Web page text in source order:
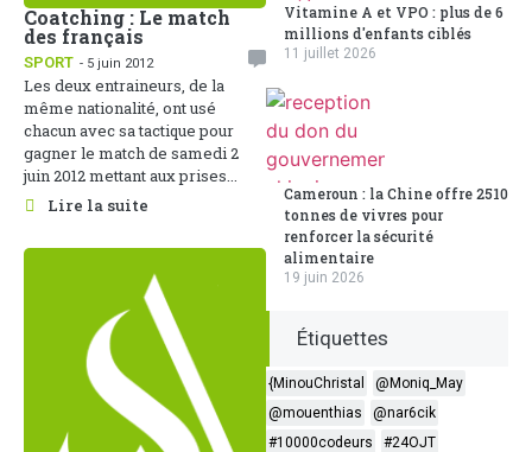
Coatching : Le match
des français
SPORT - 5 juin 2012
Les deux entraineurs, de la
même nationalité, ont usé
chacun avec sa tactique pour
gagner le match de samedi 2
juin 2012 mettant aux prises...
Lire la suite
Vitamine A et VPO : plus de 6
millions d'enfants ciblés
11 juillet 2026
Cameroun : la Chine offre 2510
tonnes de vivres pour
renforcer la sécurité
alimentaire
19 juin 2026
Étiquettes
{MinouChristal
@Moniq_May
@mouenthias
@nar6cik
#10000codeurs
#24OJT